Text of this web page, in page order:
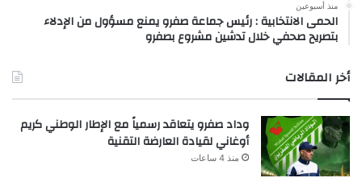
منذ أسبوعين
الحمى الانتخابية : رئيس جماعة صفرو يمنع مسؤول من الإدلاء
بتصريح صحفي خلال تدشين مشروع بصفرو
أخر المقالات
وداد صفرو يتعاقد رسمياً مع الإطار الوطني كريم
أوغاني لقيادة العارضة التقنية
منذ 4 ساعات